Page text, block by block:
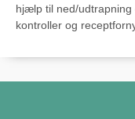
hjælp til ned/udtrapning
kontroller og